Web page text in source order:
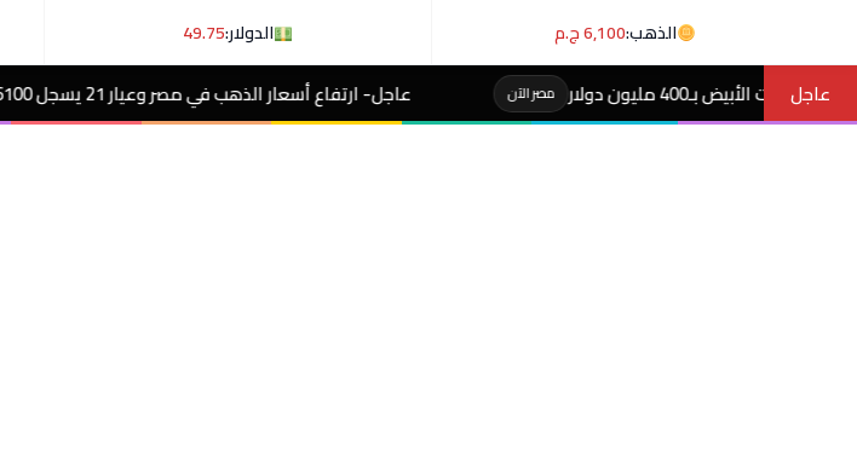
الذهب:6,100 ج.م الدولار:49.75
عاجل مصر الآن عاجل- ارتفاع أسعار الذهب في مصر وعيار 21 يسجل 6100 جنيه مصر الآن